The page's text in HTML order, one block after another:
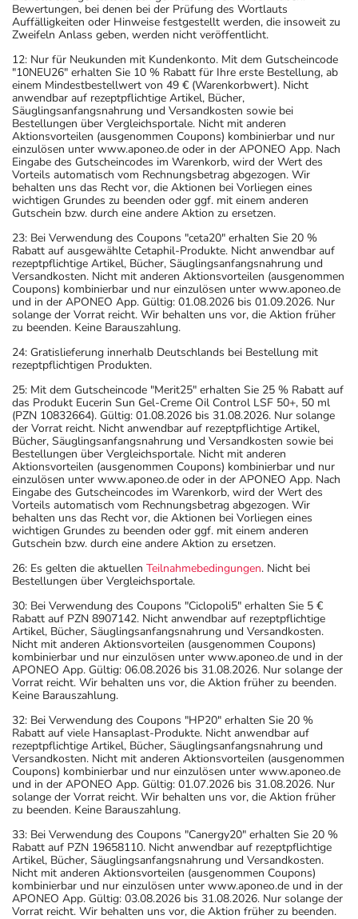
Bewertungen, bei denen bei der Prüfung des Wortlauts
Auffälligkeiten oder Hinweise festgestellt werden, die insoweit zu
Zweifeln Anlass geben, werden nicht veröffentlicht.
12: Nur für Neukunden mit Kundenkonto. Mit dem Gutscheincode
"10NEU26" erhalten Sie 10 % Rabatt für Ihre erste Bestellung, ab
einem Mindestbestellwert von 49 € (Warenkorbwert). Nicht
anwendbar auf rezeptpflichtige Artikel, Bücher,
Säuglingsanfangsnahrung und Versandkosten sowie bei
Bestellungen über Vergleichsportale. Nicht mit anderen
Aktionsvorteilen (ausgenommen Coupons) kombinierbar und nur
einzulösen unter www.aponeo.de oder in der APONEO App. Nach
Eingabe des Gutscheincodes im Warenkorb, wird der Wert des
Vorteils automatisch vom Rechnungsbetrag abgezogen. Wir
behalten uns das Recht vor, die Aktionen bei Vorliegen eines
wichtigen Grundes zu beenden oder ggf. mit einem anderen
Gutschein bzw. durch eine andere Aktion zu ersetzen.
23: Bei Verwendung des Coupons "ceta20" erhalten Sie 20 %
Rabatt auf ausgewählte Cetaphil-Produkte. Nicht anwendbar auf
rezeptpflichtige Artikel, Bücher, Säuglingsanfangsnahrung und
Versandkosten. Nicht mit anderen Aktionsvorteilen (ausgenommen
Coupons) kombinierbar und nur einzulösen unter www.aponeo.de
und in der APONEO App. Gültig: 01.08.2026 bis 01.09.2026. Nur
solange der Vorrat reicht. Wir behalten uns vor, die Aktion früher
zu beenden. Keine Barauszahlung.
24: Gratislieferung innerhalb Deutschlands bei Bestellung mit
rezeptpflichtigen Produkten.
25: Mit dem Gutscheincode "Merit25" erhalten Sie 25 % Rabatt auf
das Produkt Eucerin Sun Gel-Creme Oil Control LSF 50+, 50 ml
(PZN 10832664). Gültig: 01.08.2026 bis 31.08.2026. Nur solange
der Vorrat reicht. Nicht anwendbar auf rezeptpflichtige Artikel,
Bücher, Säuglingsanfangsnahrung und Versandkosten sowie bei
Bestellungen über Vergleichsportale. Nicht mit anderen
Aktionsvorteilen (ausgenommen Coupons) kombinierbar und nur
einzulösen unter www.aponeo.de oder in der APONEO App. Nach
Eingabe des Gutscheincodes im Warenkorb, wird der Wert des
Vorteils automatisch vom Rechnungsbetrag abgezogen. Wir
behalten uns das Recht vor, die Aktionen bei Vorliegen eines
wichtigen Grundes zu beenden oder ggf. mit einem anderen
Gutschein bzw. durch eine andere Aktion zu ersetzen.
26: Es gelten die aktuellen Teilnahmebedingungen. Nicht bei
Bestellungen über Vergleichsportale.
30: Bei Verwendung des Coupons "Ciclopoli5" erhalten Sie 5 €
Rabatt auf PZN 8907142. Nicht anwendbar auf rezeptpflichtige
Artikel, Bücher, Säuglingsanfangsnahrung und Versandkosten.
Nicht mit anderen Aktionsvorteilen (ausgenommen Coupons)
kombinierbar und nur einzulösen unter www.aponeo.de und in der
APONEO App. Gültig: 06.08.2026 bis 31.08.2026. Nur solange der
Vorrat reicht. Wir behalten uns vor, die Aktion früher zu beenden.
Keine Barauszahlung.
32: Bei Verwendung des Coupons "HP20" erhalten Sie 20 %
Rabatt auf viele Hansaplast-Produkte. Nicht anwendbar auf
rezeptpflichtige Artikel, Bücher, Säuglingsanfangsnahrung und
Versandkosten. Nicht mit anderen Aktionsvorteilen (ausgenommen
Coupons) kombinierbar und nur einzulösen unter www.aponeo.de
und in der APONEO App. Gültig: 01.07.2026 bis 31.08.2026. Nur
solange der Vorrat reicht. Wir behalten uns vor, die Aktion früher
zu beenden. Keine Barauszahlung.
33: Bei Verwendung des Coupons "Canergy20" erhalten Sie 20 %
Rabatt auf PZN 19658110. Nicht anwendbar auf rezeptpflichtige
Artikel, Bücher, Säuglingsanfangsnahrung und Versandkosten.
Nicht mit anderen Aktionsvorteilen (ausgenommen Coupons)
kombinierbar und nur einzulösen unter www.aponeo.de und in der
APONEO App. Gültig: 03.08.2026 bis 31.08.2026. Nur solange der
Vorrat reicht. Wir behalten uns vor, die Aktion früher zu beenden.